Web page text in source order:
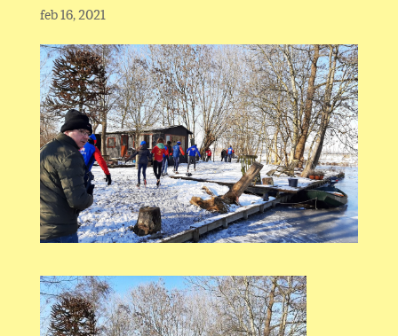
feb 16, 2021